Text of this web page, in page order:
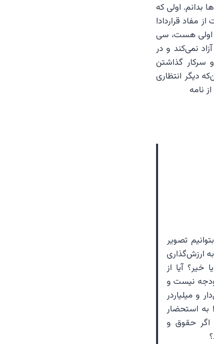
بدانم. اولی که
مفاد قرارداد!
اولی هست، سی
نمی‌کند و در
سرکار گذاشتن
دیگر انتظاری
نامه
تصویر
ارزش‌گذاری
خیر؟ آیا از
نیست و
و میلیاردر
استحضار
اگر حقوق و